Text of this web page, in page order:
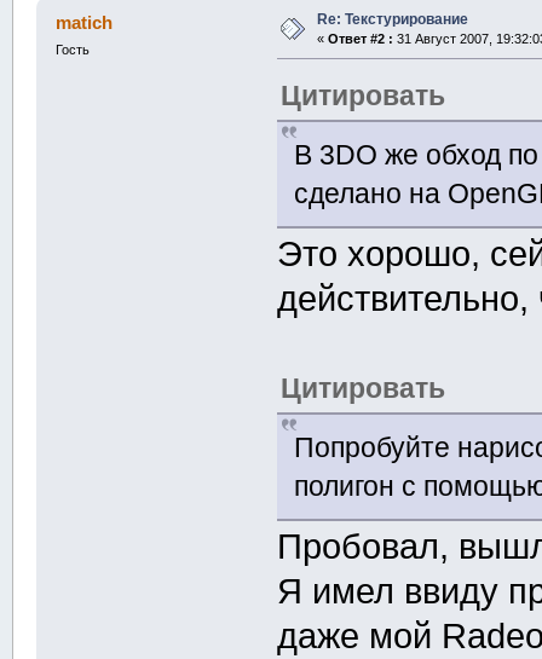
matich
Гость
Re: Текстурирование
« Ответ #2 : 31 Август 2007,
Цитировать
В 3DO же обход
сделано на
Это хорошо,
действительно,
Цитировать
Попробуйте
полигон с
Пробовал,
Я имел ввиду
даже мой